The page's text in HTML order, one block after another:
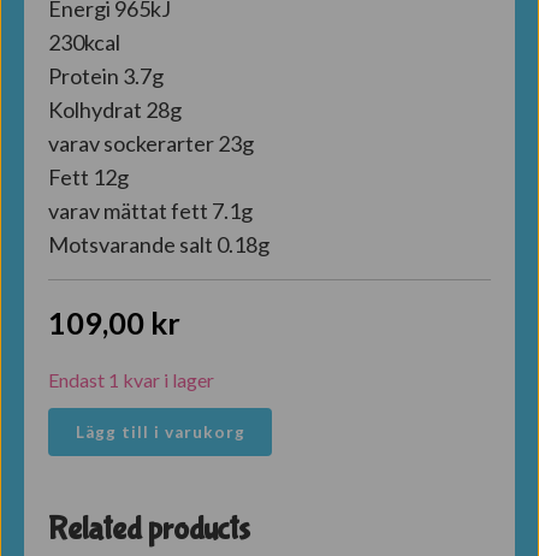
Energi 965kJ
230kcal
Protein 3.7g
Kolhydrat 28g
varav sockerarter 23g
Fett 12g
varav mättat fett 7.1g
Motsvarande salt 0.18g
109,00 kr
Endast 1 kvar i lager
Ben&Jerry
Half
465ml
mängd
Lägg till i varukorg
Related products